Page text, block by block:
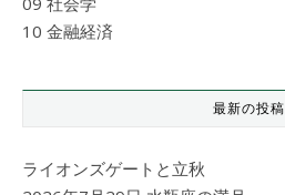
10 金融経済
最新の投稿
ライオンズゲートと立秋